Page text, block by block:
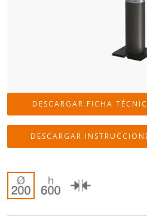
DESCARGAR FICHA
DESCARGAR